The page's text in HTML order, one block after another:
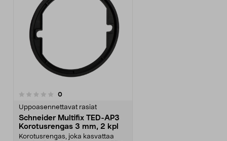
0arvostelut
Uppoasennettavat rasiat
Schneider Multifix TED-AP3
Korotusrengas 3 mm, 2 kpl
Korotusrengas, joka kasvattaa